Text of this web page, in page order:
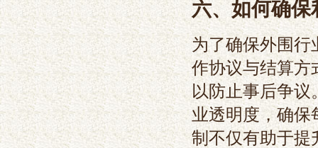
六、如何确
为了确保外围
作协议与结算方
以防止事后争
业透明度，确保
制不仅有助于提